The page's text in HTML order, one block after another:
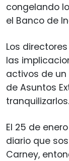
congelando
el Banco de
Los
las
activos de un
de Asuntos
tranquilizarlos.
El 25 de
diario que
Carney,